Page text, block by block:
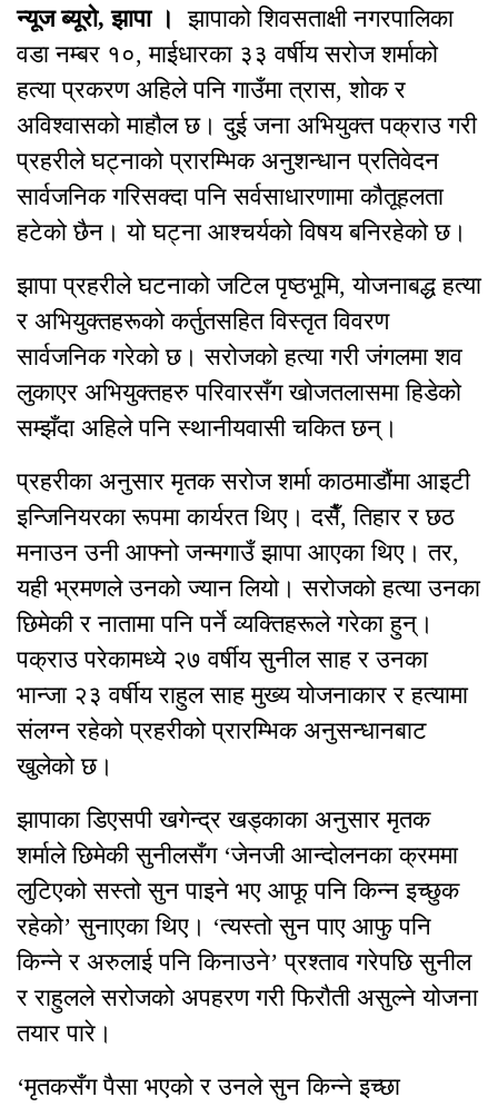
न्यूज ब्यूरो, झापा । झापाको शिवसताक्षी नगरपालिका
वडा नम्बर १०, माईधारका ३३ वर्षीय सरोज शर्माको
हत्या प्रकरण अहिले पनि गाउँमा त्रास, शोक र
अविश्वासको माहौल छ। दुई जना अभियुक्त पक्राउ गरी
प्रहरीले घट्नाको प्रारम्भिक अनुशन्धान प्रतिवेदन
सार्वजनिक गरिसक्दा पनि सर्वसाधारणामा कौतूहलता
हटेको छैन। यो घट्ना आश्चर्यको विषय बनिरहेको छ।
झापा प्रहरीले घटनाको जटिल पृष्ठभूमि, योजनाबद्ध हत्या
र अभियुक्तहरूको कर्तुतसहित विस्तृत विवरण
सार्वजनिक गरेको छ। सरोजको हत्या गरी जंगलमा शव
लुकाएर अभियुक्तहरु परिवारसँग खोजतलासमा हिडेको
सम्झँदा अहिले पनि स्थानीयवासी चकित छन्।
प्रहरीका अनुसार मृतक सरोज शर्मा काठमाडौंमा आइटी
इन्जिनियरका रूपमा कार्यरत थिए। दसैँ, तिहार र छठ
मनाउन उनी आफ्नो जन्मगाउँ झापा आएका थिए। तर,
यही भ्रमणले उनको ज्यान लियो। सरोजको हत्या उनका
छिमेकी र नातामा पनि पर्ने व्यक्तिहरूले गरेका हुन्।
पक्राउ परेकामध्ये २७ वर्षीय सुनील साह र उनका
भान्जा २३ वर्षीय राहुल साह मुख्य योजनाकार र हत्यामा
संलग्न रहेको प्रहरीको प्रारम्भिक अनुसन्धानबाट
खुलेको छ।
झापाका डिएसपी खगेन्द्र खड्काका अनुसार मृतक
शर्माले छिमेकी सुनीलसँग ‘जेनजी आन्दोलनका क्रममा
लुटिएको सस्तो सुन पाइने भए आफू पनि किन्न इच्छुक
रहेको’ सुनाएका थिए। ‘त्यस्तो सुन पाए आफु पनि
किन्ने र अरुलाई पनि किनाउने’ प्रश्ताव गरेपछि सुनील
र राहुलले सरोजको अपहरण गरी फिरौती असुल्ने योजना
तयार पारे।
‘मृतकसँग पैसा भएको र उनले सुन किन्ने इच्छा